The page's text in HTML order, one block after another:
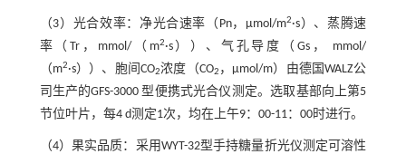
（3）光合效率：净光合速率（Pn，μmol/m2·s）、蒸腾速
率（Tr，mmol/（m2·s））、气孔导度（Gs， mmol/
（m2·s））、胞间CO2浓度（CO2 ，μmol/m）由德国WALZ公
司生产的GFS-3000 型便携式光合仪测定。选取基部向上第5
节位叶片，每4 d测定1次，均在上午9：00-11：00时进行。
（4）果实品质：采用WYT-32型手持糖量折光仪测定可溶性